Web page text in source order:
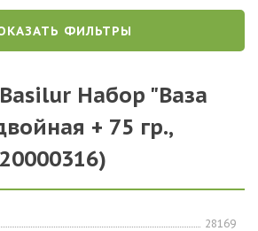
ФИЛЬТРЫ
Набор "Ваза
+ 75 гр.,
28169